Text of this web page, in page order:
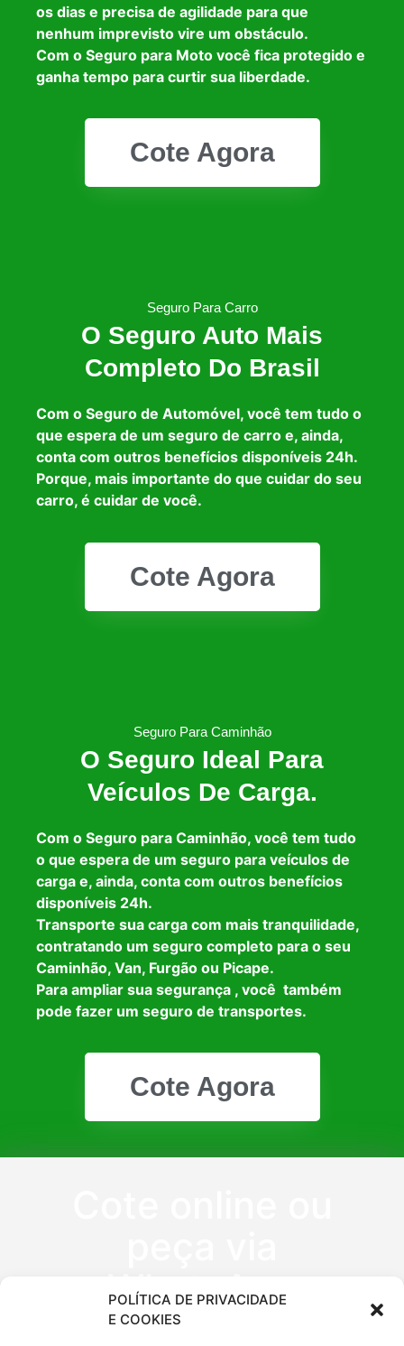
POLÍTICA DE PRIVACIDADE
E COOKIES
os dias e precisa de agilidade para que
nenhum imprevisto vire um obstáculo.
Com o Seguro para Moto você fica protegido e
ganha tempo para curtir sua liberdade.
Cote Agora
Seguro Para Carro
O Seguro Auto Mais
Completo Do Brasil
Com o Seguro de Automóvel, você tem tudo o
que espera de um seguro de carro e, ainda,
conta com outros benefícios disponíveis 24h.
Porque, mais importante do que cuidar do seu
carro, é cuidar de você.
Cote Agora
Seguro Para Caminhão
O Seguro Ideal Para
Veículos De Carga.
Com o Seguro para Caminhão, você tem tudo
o que espera de um seguro para veículos de
carga e, ainda, conta com outros benefícios
disponíveis 24h.
Transporte sua carga com mais tranquilidade,
contratando um seguro completo para o seu
Caminhão, Van, Furgão ou Picape.
Para ampliar sua segurança , você também
pode fazer um seguro de transportes.
Cote Agora
WhatsApp